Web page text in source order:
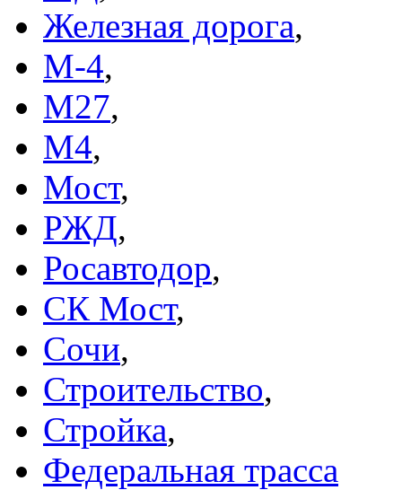
Железная дорога,
М-4,
М27,
М4,
Мост,
РЖД,
Росавтодор,
СК Мост,
Сочи,
Строительство,
Стройка,
Федеральная трасса